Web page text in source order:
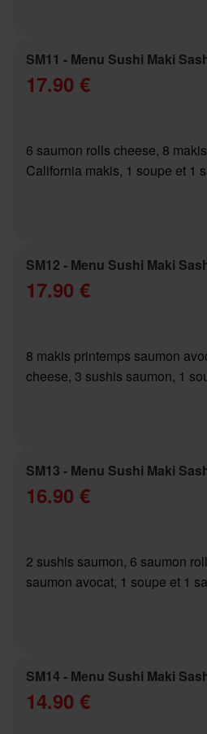
SM11 - Menu Sushi Maki
17.90 €
6 saumon rolls cheese, 8
California makis, 1 soupe et 1
SM12 - Menu Sushi Maki
17.90 €
8 makis printemps saumon
cheese, 3 sushis saumon, 1
SM13 - Menu Sushi Maki
16.90 €
2 sushis saumon, 6 saumon
saumon avocat, 1 soupe et 1
SM14 - Menu Sushi Maki
14.90 €